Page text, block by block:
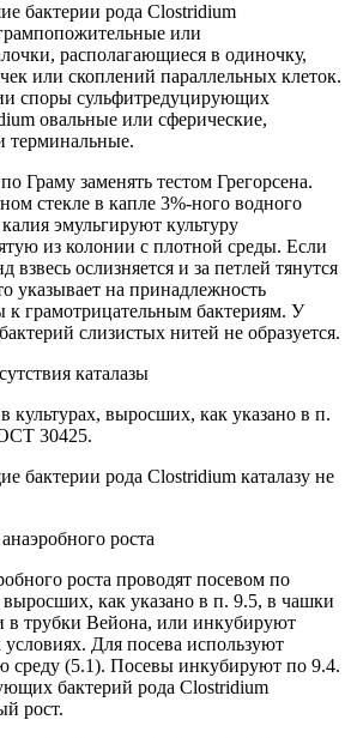
бактерии рода Clostridium
или
располагающиеся в одиночку,
или скоплений параллельных клеток.
споры сульфитредуцирующих
овальные или сферические,
терминальные.
Граму заменять тестом Грегорсена.
стекле в капле 3%-ного водного
эмульгируют культуру
из колонии с плотной среды. Если
взвесь ослизняется и за петлей тянутся
указывает на принадлежность
к грамотрицательным бактериям. У
слизистых нитей не образуется.
каталазы
культурах, выросших, как указано в п.
30425.
бактерии рода Clostridium каталазу не
роста
роста проводят посевом по
как указано в п. 9.5, в чашки
в трубки Вейона, или инкубируют
Для посева используют
среду (5.1). Посевы инкубируют по 9.4.
бактерий рода Clostridium
рост.